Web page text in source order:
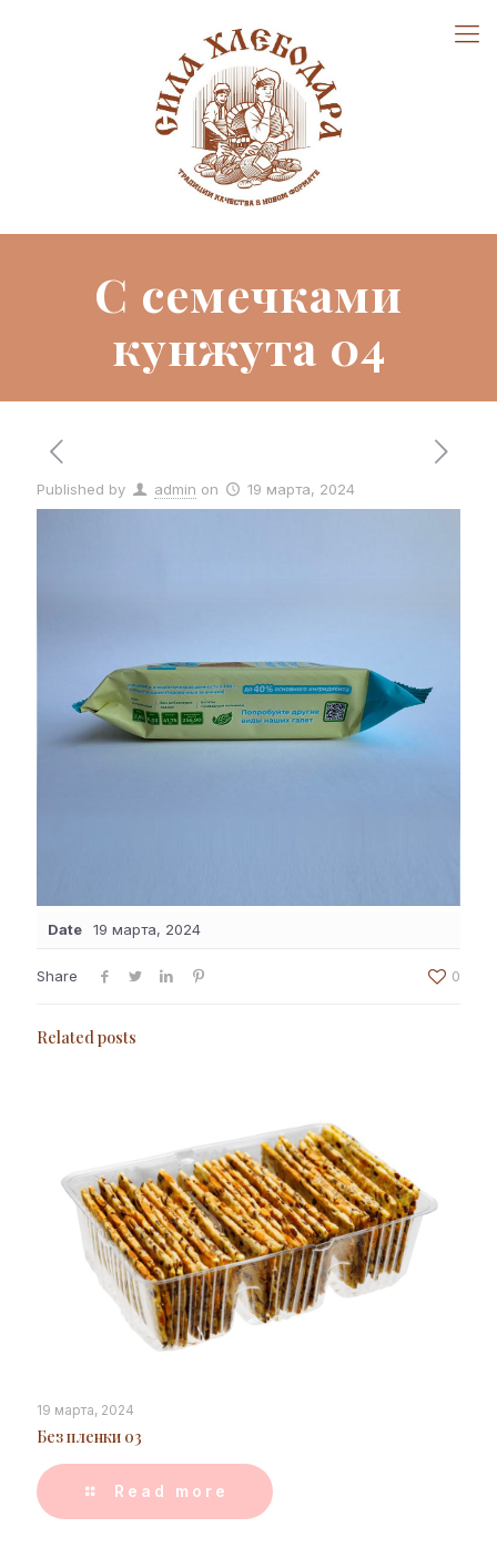
С семечками
кунжута 04
Published by admin on 19 марта, 2024
Date 19 марта, 2024
Share 0
Related posts
19 марта, 2024
Без пленки 03
Read more